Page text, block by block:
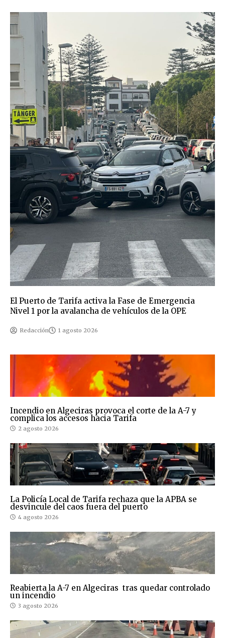
El Puerto de Tarifa activa la Fase de Emergencia
Nivel 1 por la avalancha de vehículos de la OPE
Redacción 1 agosto 2026
Incendio en Algeciras provoca el corte de la A-7 y
complica los accesos hacia Tarifa
2 agosto 2026
La Policía Local de Tarifa rechaza que la APBA se
desvincule del caos fuera del puerto
4 agosto 2026
Reabierta la A-7 en Algeciras tras quedar controlado
un incendio
3 agosto 2026